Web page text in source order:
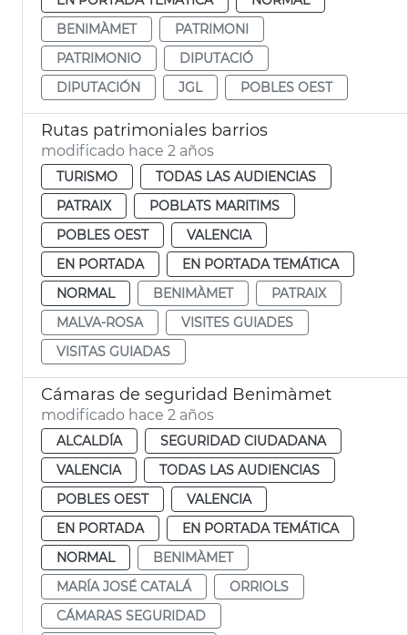
BENIMÀMET
PATRIMONI
PATRIMONIO
DIPUTACIÓ
DIPUTACIÓN
JGL POBLES OEST
Rutas patrimoniales barrios
modificado hace 2 años
TURISMO
TODAS LAS AUDIENCIAS
PATRAIX
POBLATS MARITIMS
POBLES OEST
VALENCIA
EN PORTADA
EN PORTADA TEMÁTICA
NORMAL
BENIMÀMET
PATRAIX
MALVA-ROSA
VISITES GUIADES
VISITAS GUIADAS
Cámaras de seguridad Benimàmet
modificado hace 2 años
ALCALDÍA
SEGURIDAD CIUDADANA
VALENCIA
TODAS LAS AUDIENCIAS
POBLES OEST
VALENCIA
EN PORTADA
EN PORTADA TEMÁTICA
NORMAL
BENIMÀMET
MARÍA JOSÉ CATALÁ
ORRIOLS
CÁMARAS SEGURIDAD